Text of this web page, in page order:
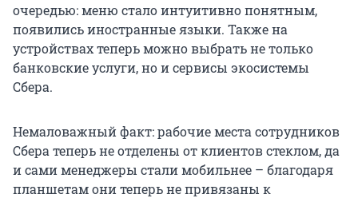
очередью: меню стало интуитивно понятным,
появились иностранные языки. Также на
устройствах теперь можно выбрать не только
банковские услуги, но и сервисы экосистемы
Сбера.
Немаловажный факт: рабочие места сотрудников
Сбера теперь не отделены от клиентов стеклом, да
и сами менеджеры стали мобильнее – благодаря
планшетам они теперь не привязаны к